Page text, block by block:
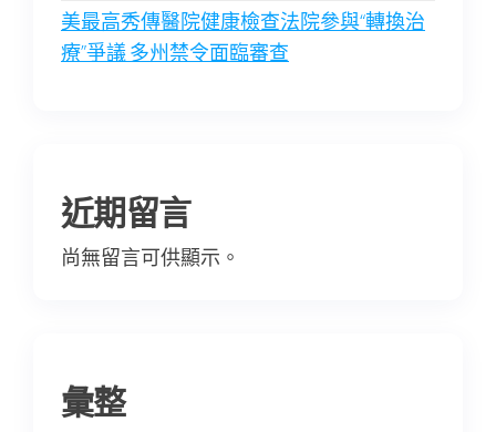
美最高秀傳醫院健康檢查法院參與“轉換治
療”爭議 多州禁令面臨審查
近期留言
尚無留言可供顯示。
彙整